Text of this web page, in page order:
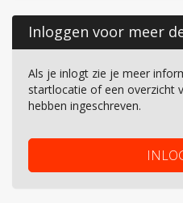
Inloggen voor meer
Als je inlogt zie je meer
startlocatie of een overzicht
hebben ingeschreven.